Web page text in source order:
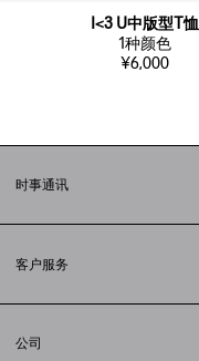
I<3 U中版型T恤
1种颜色
¥6,000
时事通讯
客户服务
配送方式
公司